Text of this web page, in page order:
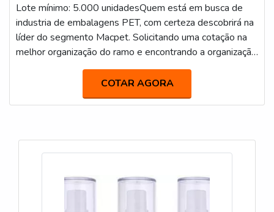
Lote mínimo: 5.000 unidadesQuem está em busca de
industria de embalagens PET, com certeza descobrirá na
líder do segmento Macpet. Solicitando uma cotação na
melhor organização do ramo e encontrando a organização
mais competente do ramo. Quando a busca é por
industria de embalagens PET, com a equipe da Macpet
obterá eficiência com embalagens para diversos
maneiras ef...
COTAR AGORA